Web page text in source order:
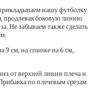
нашу футболку
продлевая боковую линию
Не забываем также сделать
9 см, на спинке на 6 см,
от верхней линии плеча и
по плечевым срезам